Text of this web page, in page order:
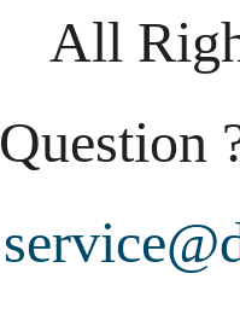
All
Question